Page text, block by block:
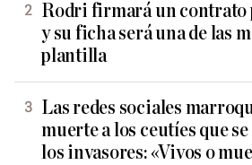
Rodri firmará un contrato
y su ficha será una de las
plantilla
Las redes sociales
muerte a los ceutíes que
los invasores: «Vivos o